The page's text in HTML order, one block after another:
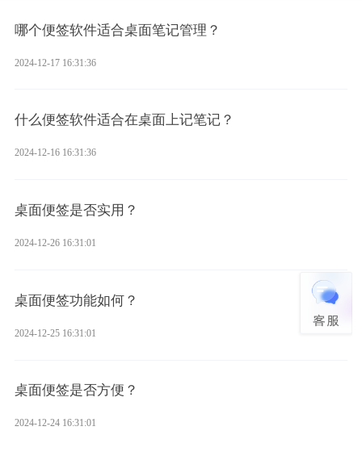
哪个便签软件适合桌面笔记管理？
2024-12-17 16:31:36
什么便签软件适合在桌面上记笔记？
2024-12-16 16:31:36
桌面便签是否实用？
2024-12-26 16:31:01
桌面便签功能如何？
2024-12-25 16:31:01
桌面便签是否方便？
2024-12-24 16:31:01